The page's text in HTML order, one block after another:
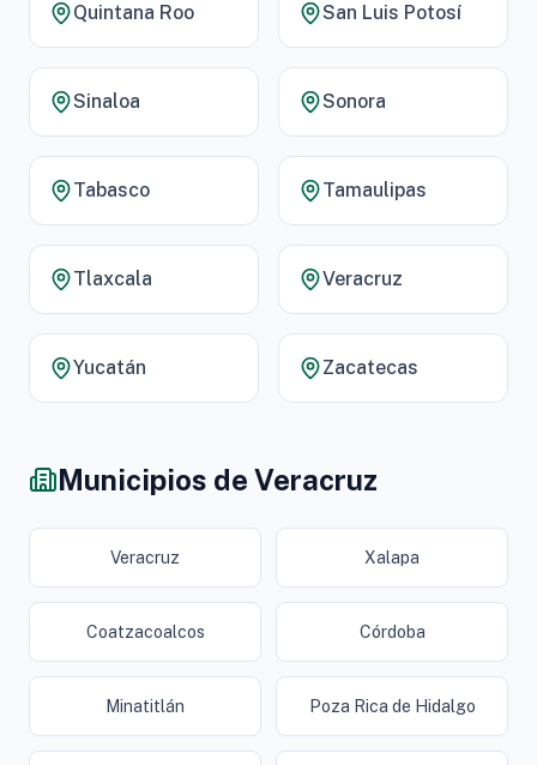
Quintana Roo San Luis Potosí
Sinaloa Sonora
Tabasco Tamaulipas
Tlaxcala Veracruz
Yucatán Zacatecas
Municipios de Veracruz
Veracruz Xalapa
Coatzacoalcos Córdoba
Minatitlán Poza Rica de Hidalgo